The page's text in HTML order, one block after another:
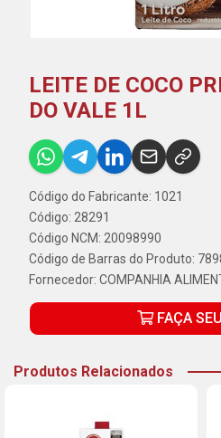
LEITE DE COCO
DO VALE 1L
Código do Fabricante: 1021
Código: 28291
Código NCM: 20098990
Código de Barras do Produto:
Fornecedor: COMPANHIA
FAÇA
Produtos Relacionados